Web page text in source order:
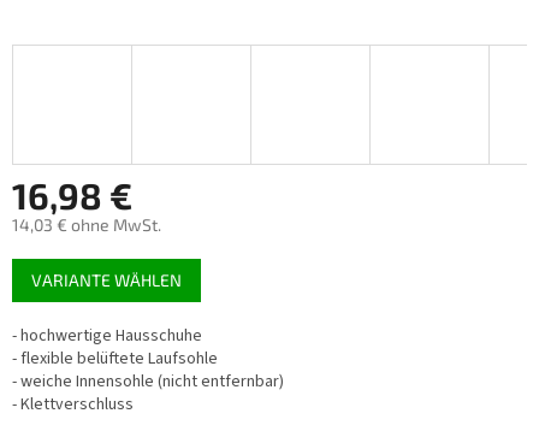
16,98 €
14,03 € ohne MwSt.
Verkaufspreis:
VARIANTE WÄHLEN
-hochwertige Hausschuhe
- flexible belüftete Laufsohle
- weiche Innensohle (nicht entfernbar)
- Klettverschluss